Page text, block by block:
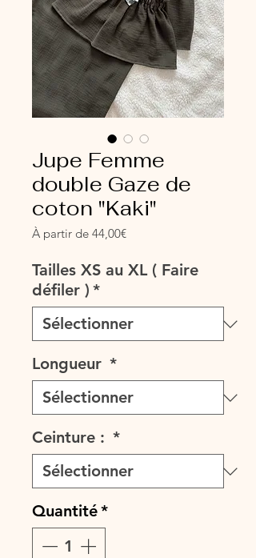
Jupe Femme
double Gaze de
coton "Kaki"
À partir de 44,00€Prix
Tailles XS au XL ( Faire
défiler ) *
Longueur *
Ceinture : *
Quantité*